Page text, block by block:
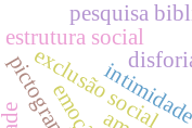
exclusão social
estrutura social
pesquisa
intimidade